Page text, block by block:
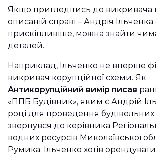
Якщо пригледітись до викривача
описаній справі – Андрія
прискіпливіше, можна знайти
деталей.
Наприклад, Ільченко не вперше
викривач корупційної схеми. Як
Антикорупційний вимір писав
«ППБ Будівник», яким є Андрій
році для проведення будівельних
звернувся до керівника
водних ресурсів Миколаївської
Румика. Ільченко хотів